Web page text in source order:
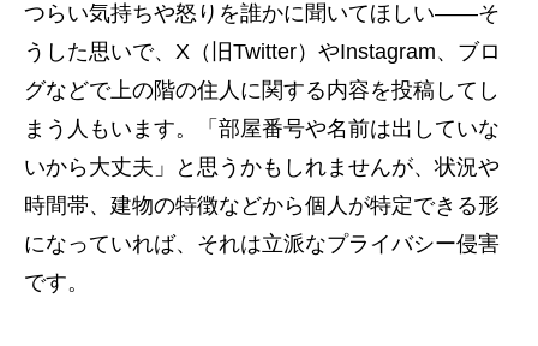
つらい気持ちや怒りを誰かに聞いてほしい――そ
うした思いで、X（旧Twitter）やInstagram、ブロ
グなどで上の階の住人に関する内容を投稿してし
まう人もいます。「部屋番号や名前は出していな
いから大丈夫」と思うかもしれませんが、状況や
時間帯、建物の特徴などから個人が特定できる形
になっていれば、それは立派なプライバシー侵害
です。